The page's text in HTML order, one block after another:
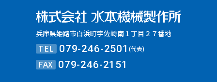
兵庫県姫路市白浜町宇佐崎南１丁目２７番地
TEL 079-246-2501(代表)
FAX 079-246-2151